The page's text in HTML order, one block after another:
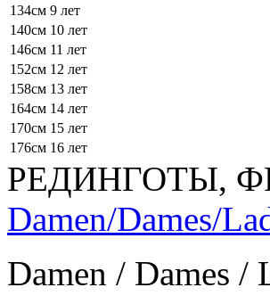
134см 9 лет
140см 10 лет
146см 11 лет
152см 12 лет
158см 13 лет
164см 14 лет
170см 15 лет
176см 16 лет
РЕДИНГОТЫ,
Damen/Dames/
Damen / Dames